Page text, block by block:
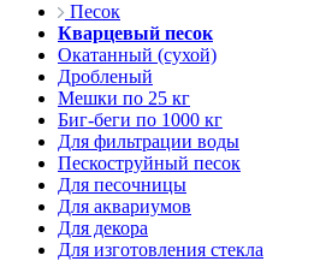
Песок
Кварцевый песок
Окатанный (сухой)
Дробленый
Мешки по 25 кг
Биг-беги по 1000 кг
Для фильтрации воды
Пескоструйный песок
Для песочницы
Для аквариумов
Для декора
Для изготовления стекла